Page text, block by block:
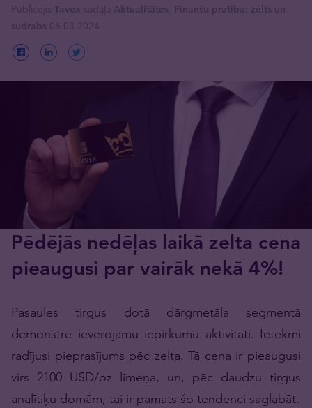
Pēdējās nedēļas laikā zelta cena
pieaugusi par vairāk nekā 4%!
Pasaules tirgus dotā dārgmetāla segmentā
demonstrē ievērojamu iepirkumu aktivitāti. Ietekmi
radījusi pieprasījums pēc zelta. Tā cena ir pieaugusi
virs 2100 USD/oz līmeņa, un, pēc daudzu tirgus
analītiķu domām, tai ir pamats šo tendenci saglabāt.